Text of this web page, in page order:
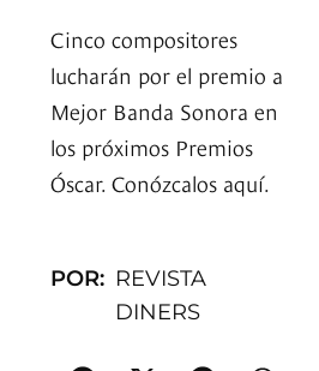
Cinco compositores
lucharán por el premio a
Mejor Banda Sonora en
los próximos Premios
Óscar. Conózcalos aquí.
POR: REVISTA
DINERS